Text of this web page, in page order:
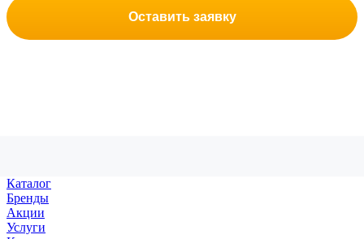
Оставить заявку
Каталог
Бренды
Акции
Услуги